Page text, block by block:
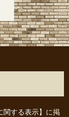
関する表示】 に掲